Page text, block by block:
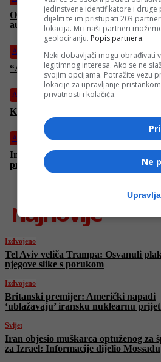
Obratite pažnju: Mehaničar
automobil
Auto
“Adidas” ulazi u Formulu 1,
Auto
Kako izračunati koliko vam je još
Auto
Industrija u krizi: Proizvođač
proglasio bankrot
najnovije
Izdvojeno
Tel Aviv veliča Trampa: Osvanuli
njegove slike s porukom
Izdvojeno
Britanski premijer: Američki napadi
‘ublažavaju’ iransku nuklearnu
Svijet
Iran objesio muškarca optuženog za
za Izrael: Informacije dijelio Mossadu
jedinstvene identifikatore i
dijeliti te im pristupati 203
lokacija. Mi i naši partneri
geolociranju. Popis partnera.
Neki dobavljači mogu obrađivati
legitimnog interesa. Ako se ne
svojim opcijama. Potražite vezu
lokacije za upravljanje
privatnosti i kolačića.
Ne